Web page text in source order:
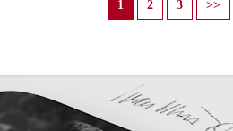
1 2 3 >>